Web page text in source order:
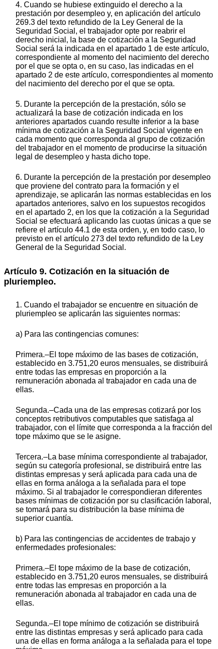
4. Cuando se hubiese extinguido el derecho a la
prestación por desempleo y, en aplicación del artículo
269.3 del texto refundido de la Ley General de la
Seguridad Social, el trabajador opte por reabrir el
derecho inicial, la base de cotización a la Seguridad
Social será la indicada en el apartado 1 de este artículo,
correspondiente al momento del nacimiento del derecho
por el que se opta o, en su caso, las indicadas en el
apartado 2 de este artículo, correspondientes al momento
del nacimiento del derecho por el que se opta.
5. Durante la percepción de la prestación, sólo se
actualizará la base de cotización indicada en los
anteriores apartados cuando resulte inferior a la base
mínima de cotización a la Seguridad Social vigente en
cada momento que corresponda al grupo de cotización
del trabajador en el momento de producirse la situación
legal de desempleo y hasta dicho tope.
6. Durante la percepción de la prestación por desempleo
que proviene del contrato para la formación y el
aprendizaje, se aplicarán las normas establecidas en los
apartados anteriores, salvo en los supuestos recogidos
en el apartado 2, en los que la cotización a la Seguridad
Social se efectuará aplicando las cuotas únicas a que se
refiere el artículo 44.1 de esta orden, y, en todo caso, lo
previsto en el artículo 273 del texto refundido de la Ley
General de la Seguridad Social.
Artículo 9. Cotización en la situación de
pluriempleo.
1. Cuando el trabajador se encuentre en situación de
pluriempleo se aplicarán las siguientes normas:
a) Para las contingencias comunes:
Primera.–El tope máximo de las bases de cotización,
establecido en 3.751,20 euros mensuales, se distribuirá
entre todas las empresas en proporción a la
remuneración abonada al trabajador en cada una de
ellas.
Segunda.–Cada una de las empresas cotizará por los
conceptos retributivos computables que satisfaga al
trabajador, con el límite que corresponda a la fracción del
tope máximo que se le asigne.
Tercera.–La base mínima correspondiente al trabajador,
según su categoría profesional, se distribuirá entre las
distintas empresas y será aplicada para cada una de
ellas en forma análoga a la señalada para el tope
máximo. Si al trabajador le correspondieran diferentes
bases mínimas de cotización por su clasificación laboral,
se tomará para su distribución la base mínima de
superior cuantía.
b) Para las contingencias de accidentes de trabajo y
enfermedades profesionales:
Primera.–El tope máximo de la base de cotización,
establecido en 3.751,20 euros mensuales, se distribuirá
entre todas las empresas en proporción a la
remuneración abonada al trabajador en cada una de
ellas.
Segunda.–El tope mínimo de cotización se distribuirá
entre las distintas empresas y será aplicado para cada
una de ellas en forma análoga a la señalada para el tope